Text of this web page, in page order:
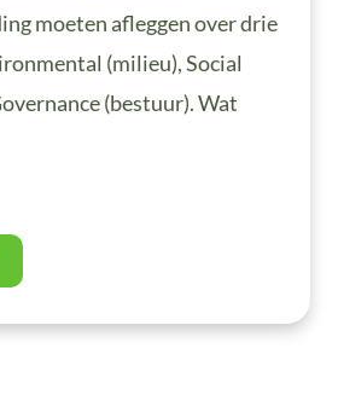
moeten afleggen over drie
(milieu), Social
(bestuur). Wat